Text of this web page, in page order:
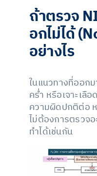
ถ้าตรวจ
อกไม่ได้
อย่างไร
ในแนวทางที่ออกม
คร่ำ หรือเจาะเลื
ความผิดปกติต่อ
ไม่ต้องการตรวจ
ทำได้เช่นกัน